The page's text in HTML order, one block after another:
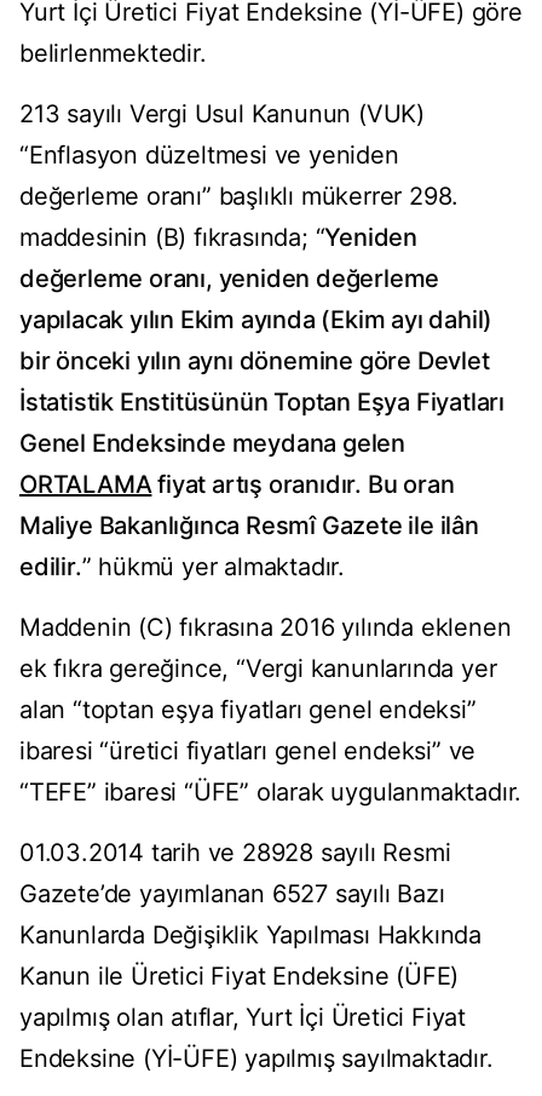
Yurt İçi Üretici Fiyat Endeksine (Yİ-ÜFE) göre
belirlenmektedir.
213 sayılı Vergi Usul Kanunun (VUK)
“Enflasyon düzeltmesi ve yeniden
değerleme oranı” başlıklı mükerrer 298.
maddesinin (B) fıkrasında; “Yeniden
değerleme oranı, yeniden değerleme
yapılacak yılın Ekim ayında (Ekim ayı dahil)
bir önceki yılın aynı dönemine göre Devlet
İstatistik Enstitüsünün Toptan Eşya Fiyatları
Genel Endeksinde meydana gelen
ORTALAMAfiyat artış oranıdır. Bu oran
Maliye Bakanlığınca Resmî Gazete ile ilân
edilir.” hükmü yer almaktadır.
Maddenin (C) fıkrasına 2016 yılında eklenen
ek fıkra gereğince, “Vergi kanunlarında yer
alan “toptan eşya fiyatları genel endeksi”
ibaresi “üretici fiyatları genel endeksi” ve
“TEFE” ibaresi “ÜFE” olarak uygulanmaktadır.
01.03.2014 tarih ve 28928 sayılı Resmi
Gazete’de yayımlanan 6527 sayılı Bazı
Kanunlarda Değişiklik Yapılması Hakkında
Kanun ile Üretici Fiyat Endeksine (ÜFE)
yapılmış olan atıflar, Yurt İçi Üretici Fiyat
Endeksine (Yİ-ÜFE) yapılmış sayılmaktadır.